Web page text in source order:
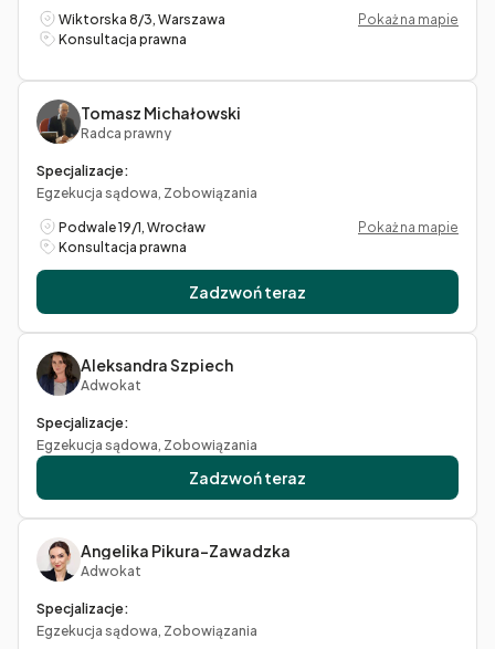
Wiktorska 8/3, Warszawa
Pokaż na mapie
Konsultacja prawna
Tomasz Michałowski
Radca prawny
Specjalizacje:
Egzekucja sądowa, Zobowiązania
Podwale 19/1, Wrocław
Pokaż na mapie
Konsultacja prawna
Zadzwoń teraz
Aleksandra Szpiech
Adwokat
Specjalizacje:
Egzekucja sądowa, Zobowiązania
Zadzwoń teraz
Angelika Pikura-Zawadzka
Adwokat
Specjalizacje:
Egzekucja sądowa, Zobowiązania